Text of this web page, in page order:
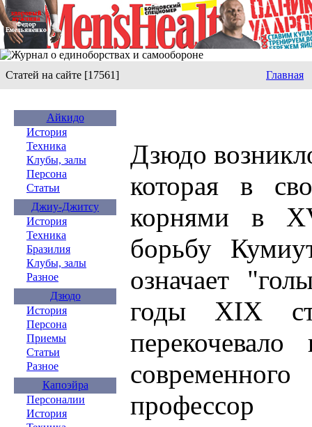
Статей на сайте [17561] Главная
Айкидо
История
Техника
Клубы, залы
Персона
Статьи
Джиу-Джитсу
История
Техника
Бразилия
Клубы, залы
Разное
Дзюдо
История
Персона
Приемы
Статьи
Разное
Капоэйра
Персоналии
История
Дзюдо
которая в
корнями в
борьбу
означает
годы XIX